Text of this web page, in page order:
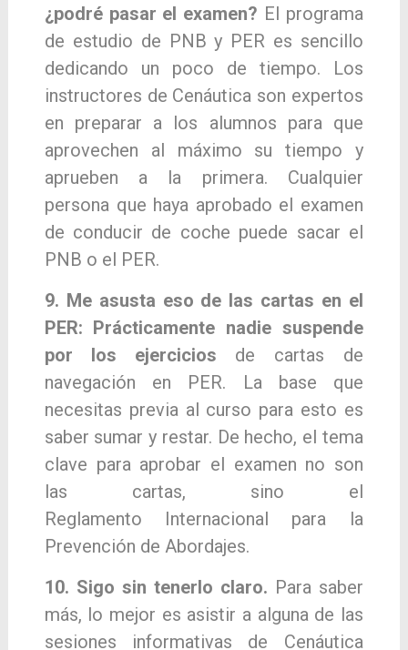
¿podré pasar el examen? El programa
de estudio de PNB y PER es sencillo
dedicando un poco de tiempo. Los
instructores de Cenáutica son expertos
en preparar a los alumnos para que
aprovechen al máximo su tiempo y
aprueben a la primera. Cualquier
persona que haya aprobado el examen
de conducir de coche puede sacar el
PNB o el PER.
9. Me asusta eso de las cartas en el
PER: Prácticamente nadie suspende
por los ejercicios de cartas de
navegación en PER. La base que
necesitas previa al curso para esto es
saber sumar y restar. De hecho, el tema
clave para aprobar el examen no son
las cartas, sino el
Reglamento Internacional para la
Prevención de Abordajes.
10. Sigo sin tenerlo claro. Para saber
más, lo mejor es asistir a alguna de las
sesiones informativas de Cenáutica